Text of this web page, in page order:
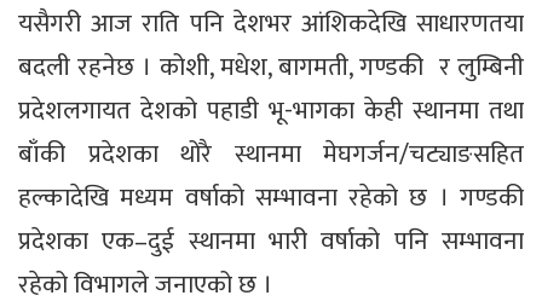
यसैगरी आज राति पनि देशभर आंशिकदेखि साधारणतया
बदली रहनेछ । कोशी, मधेश, बागमती, गण्डकी र लुम्बिनी
प्रदेशलगायत देशको पहाडी भू-भागका केही स्थानमा तथा
बाँकी प्रदेशका थोरै स्थानमा मेघगर्जन/चट्याङसहित
हल्कादेखि मध्यम वर्षाको सम्भावना रहेको छ । गण्डकी
प्रदेशका एक–दुई स्थानमा भारी वर्षाको पनि सम्भावना
रहेको विभागले जनाएको छ ।